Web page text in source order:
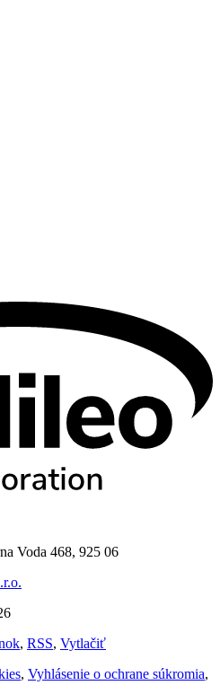
Voda 468, 925 06
, RSS, Vytlačiť
, Vyhlásenie o ochrane súkromia,